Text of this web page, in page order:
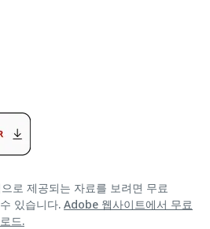
로 제공되는 자료를 보려면 무료
있습니다. Adobe 웹사이트에서 무료
드.